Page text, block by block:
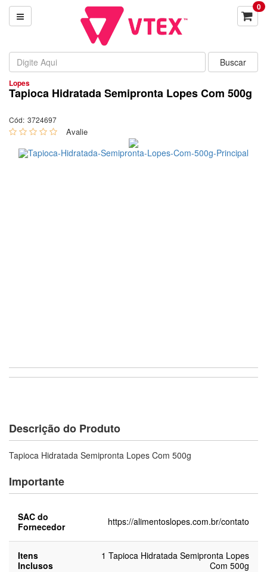
0
Lopes
Tapioca Hidratada Semipronta Lopes Com 500g
Cód: 3724697
Descrição do Produto
Tapioca Hidratada Semipronta Lopes Com 500g
Importante
SAC do
Fornecedor
https://alimentoslopes.com.br/contato
Itens
Inclusos
1 Tapioca Hidratada Semipronta Lopes
Com 500g